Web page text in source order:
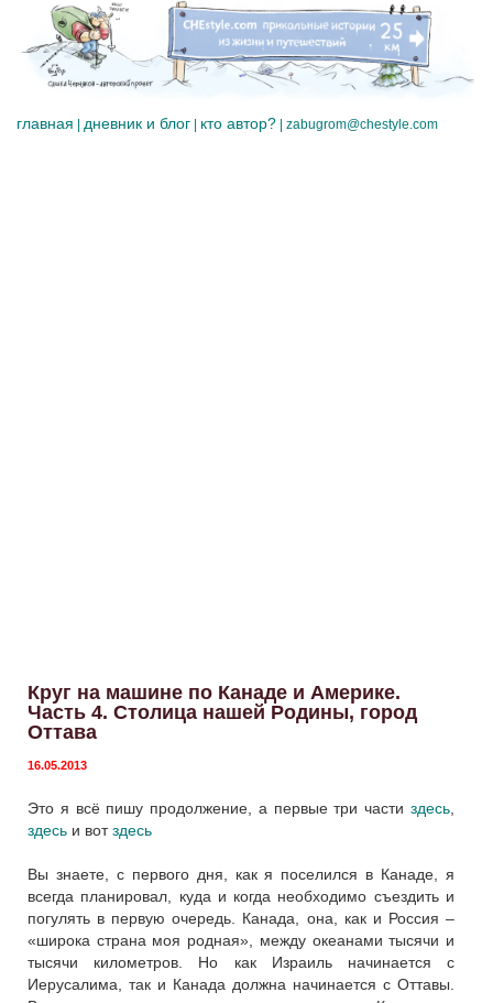
главная | дневник и блог | кто автор? | zabugrom@chestyle.com
Круг на машине по Канаде и Америке.
Часть 4. Столица нашей Родины, город
Оттава
16.05.2013
Это я всё пишу продолжение, а первые три части здесь
здесь и вотздесь
Вы знаете, с первого дня, как я поселился в Канаде, я
всегда планировал, куда и когда необходимо съездить и
погулять в первую очередь. Канада, она, как и Россия –
«широка страна моя родная», между океанами тысячи и
тысячи километров. Но как Израиль начинается с
Иерусалима, так и Канада должна начинается с Оттавы.